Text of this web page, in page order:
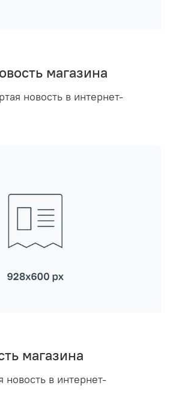
магазина
новость в интернет-
магазина
новость в интернет-